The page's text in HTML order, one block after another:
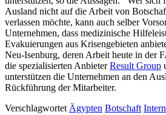
Ausland nicht auf die Arbeit von
verlassen möchte, kann auch selber
Unternehmen, dass medizinische
Evakuierungen aus Krisengebieten
Neu-Isenburg, deren Arbeit heute in der
die spezialisierten AnbieterResult Group
unterstützen die Unternehmen an den
Rückführung der Mitarbeiter.
Verschlagwortet Ägypten Botschaft